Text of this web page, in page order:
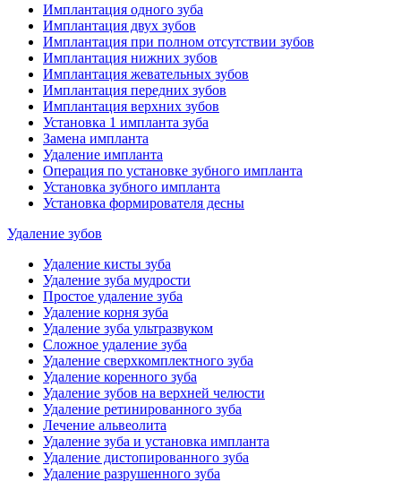
Имплантация одного зуба
Имплантация двух зубов
Имплантация при полном отсутствии зубов
Имплантация нижних зубов
Имплантация жевательных зубов
Имплантация передних зубов
Имплантация верхних зубов
Установка 1 импланта зуба
Замена импланта
Удаление импланта
Операция по установке зубного импланта
Установка зубного импланта
Установка формирователя десны
Удаление зубов
Удаление кисты зуба
Удаление зуба мудрости
Простое удаление зуба
Удаление корня зуба
Удаление зуба ультразвуком
Сложное удаление зуба
Удаление сверхкомплектного зуба
Удаление коренного зуба
Удаление зубов на верхней челюсти
Удаление ретинированного зуба
Лечение альвеолита
Удаление зуба и установка импланта
Удаление дистопированного зуба
Удаление разрушенного зуба